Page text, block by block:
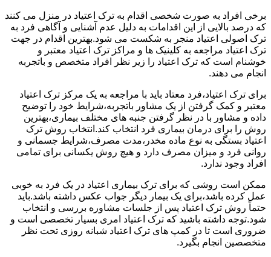
برخی افراد به صورت شخصی اقدام به ترک اعتیاد در منزل می کنند
که درصد بالایی از این اقدامات به دلیل عدم آشنایی و آگاهی فرد به
ترک اصولی اعتیاد منجر به شکست می شود.بهترین اقدام در جهت
ترک اعتیاد مراجعه به کلینیک ها و مراکز ترک اعتیاد معتبر و
خوشنام است که ترک اعتیاد را زیر نظر افراد متخصص و باتجربه
انجام می دهند.
برای ترک اعتیاد،فرد معتاد باید با مراجعه به یک مرکز ترک اعتیاد
معتبر و کمک گرفتن از یک مشاور باتجربه،شرایط خود را توضیح
داده و مشاور با در نظر گرفتن جنبه های مختلف بیماری،بهترین
روش را برای درمان بیماری فرد انتخاب کند.انتخاب روش ترک
اعتیاد بستگی به نوع ماده مخدر،مدت مصرف،شرایط جسمانی و
روانی فرد و میزان مصرف دارد و هیچ روش یکسانی برای تمامی
افراد وجود ندارد.
ممکن است روشی که برای ترک بیماری اعتیاد در یک فرد به خوبی
عمل کرده باشد،برای یک بیمار دیگر جواب عکس داشته باشد.باید
حتماً روش ترک اعتیاد پس از جلسات مشاوره بررسی و انتخاب
شود.توجه داشته باشید که ترک اعتیاد امری بسیار تخصصی است و
ضروری است تا در کمپ های ترک اعتیاد شبانه روزی تحت نظر
متخصصین انجام بگیرد.